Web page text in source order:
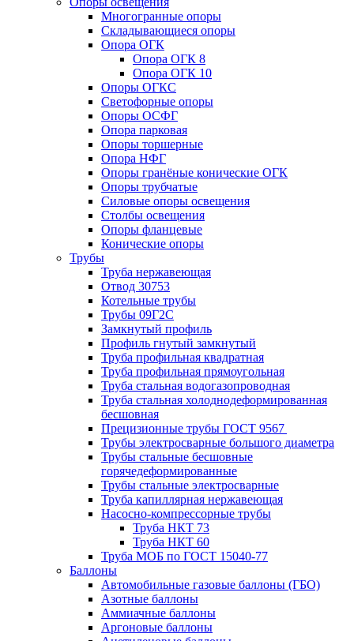
Многогранные опоры
Складывающиеся опоры
Опора ОГК
Опора ОГК 8
Опора ОГК 10
Опоры ОГКС
Светофорные опоры
Опоры ОСФГ
Опора парковая
Опоры торшерные
Опора НФГ
Опоры гранёные конические ОГК
Опоры трубчатые
Силовые опоры освещения
Столбы освещения
Опоры фланцевые
Конические опоры
Трубы
Труба нержавеющая
Отвод 30753
Котельные трубы
Трубы 09Г2С
Замкнутый профиль
Профиль гнутый замкнутый
Труба профильная квадратная
Труба профильная прямоугольная
Труба стальная водогазопроводная
Труба стальная холоднодеформированная
бесшовная
Прецизионные трубы ГОСТ 9567
Трубы электросварные большого диаметра
Трубы стальные бесшовные
горячедеформированные
Трубы стальные электросварные
Труба капиллярная нержавеющая
Насосно-компрессорные трубы
Труба НКТ 73
Труба НКТ 60
Труба МОБ по ГОСТ 15040-77
Баллоны
Автомобильные газовые баллоны (ГБО)
Азотные баллоны
Аммиачные баллоны
Аргоновые баллоны